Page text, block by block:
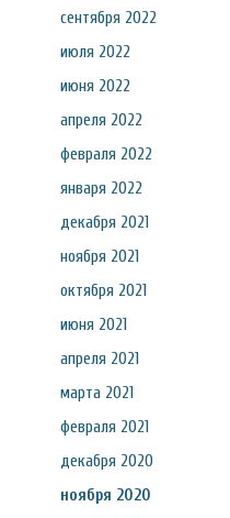
сентября 2022
июля 2022
июня 2022
апреля 2022
февраля 2022
января 2022
декабря 2021
ноября 2021
октября 2021
июня 2021
апреля 2021
марта 2021
февраля 2021
декабря 2020
ноября 2020